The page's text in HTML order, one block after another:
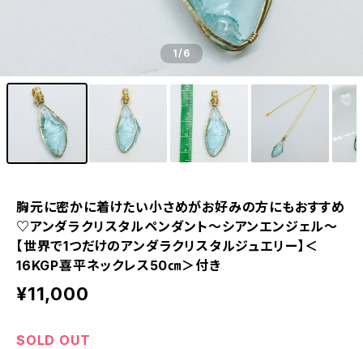
1/6
胸元に密かに着けたい小さめがお好みの方にもおすすめ
♡アンダラクリスタルペンダント～シアンエンジェル～
【世界で1つだけのアンダラクリスタルジュエリー】＜
16KGP喜平ネックレス50㎝＞付き
¥11,000
SOLD OUT